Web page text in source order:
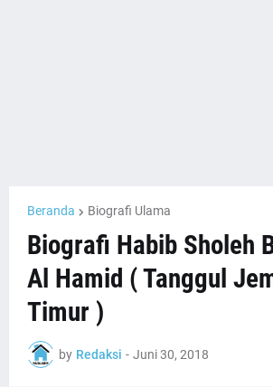
Beranda Biografi Ulama
Biografi Habib Sholeh
Al Hamid ( Tanggul
Timur )
by Redaksi - Juni 30, 2018